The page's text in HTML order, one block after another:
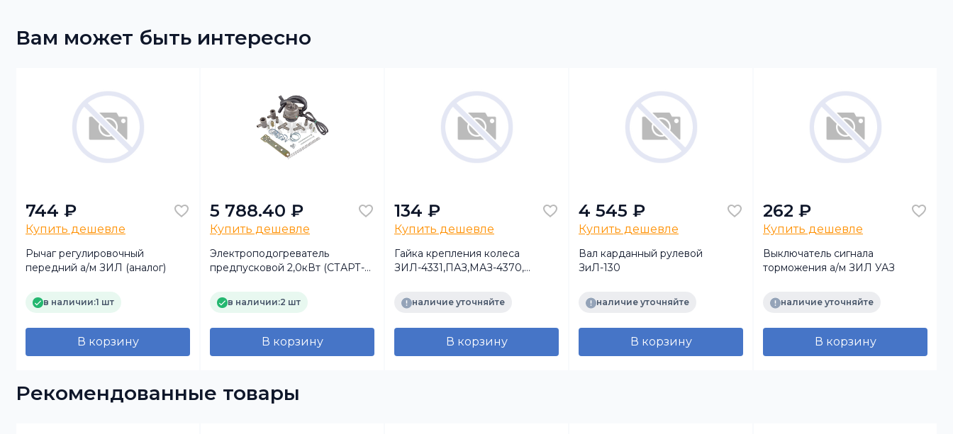
Вам может быть интересно
744 ₽
Купить дешевле
Рычаг регулировочный
передний а/м ЗИЛ (аналог)
в наличии:1 шт
В корзину
5 788.40 ₽
Купить дешевле
Электроподогреватель
предпусковой 2,0кВт (СТАРТ-
принудительной церкуляцией
в наличии:2 шт
В корзину
134 ₽
Купить дешевле
Гайка крепления колеса
ЗИЛ-4331,ПАЗ,МАЗ-4370,
наличие уточняйте
В корзину
4 545 ₽
Купить дешевле
Вал карданный рулевой
ЗиЛ-130
наличие уточняйте
В корзину
262 ₽
Купить дешевле
Выключатель сигнала
торможения а/м ЗИЛ УАЗ
наличие уточняйте
В корзину
Рекомендованные товары